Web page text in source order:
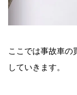
ここでは事故車の
していきます。